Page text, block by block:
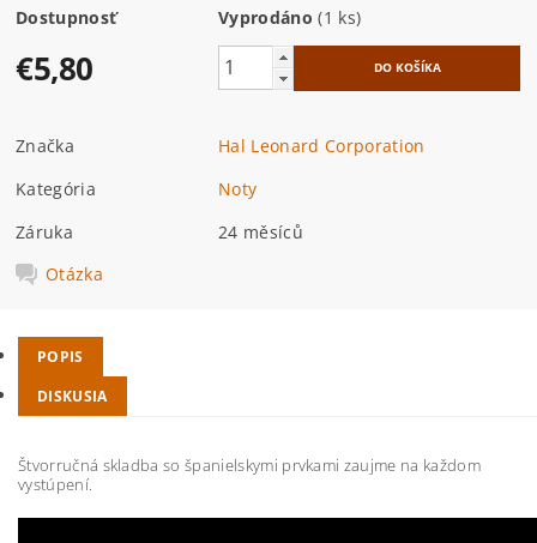
Dostupnosť Vyprodáno (1 ks)
€5,80
Značka
Hal Leonard Corporation
Kategória
Noty
Záruka
24 měsíců
Otázka
POPIS
DISKUSIA
Štvorručná skladba so španielskymi prvkami zaujme na každom
vystúpení.